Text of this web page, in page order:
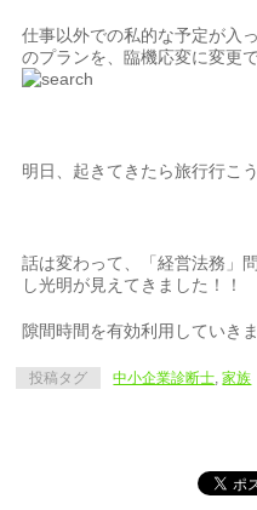
仕事以外での私的な予定が入
のプランを、臨機応変に変更
明日、起きてきたら旅行行こ
話は変わって、「経営法務」
し光明が見えてきました！！
隙間時間を有効利用していき
投稿タグ 中小企業診断士,家族